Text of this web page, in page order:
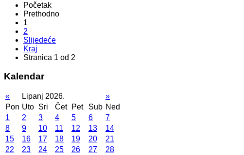
Početak
Prethodno
1
2
Slijedeće
Kraj
Stranica 1 od 2
Kalendar
« Lipanj 2026.
»
Pon Uto Sri Čet Pet Sub Ned
1
2 3 4 5 6
7
8
9 10 11 12 13
14
15
16 17 18 19 20
21
22
23 24 25 26 27
28